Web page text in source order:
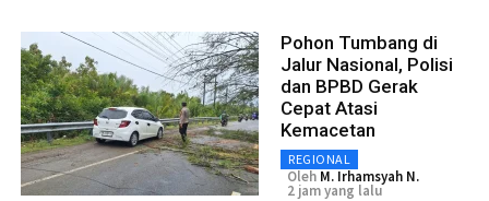
Pohon Tumbang di
Jalur Nasional, Polisi
dan BPBD Gerak
Cepat Atasi
Kemacetan
REGIONAL
Oleh M. Irhamsyah N.
2 jam yang lalu